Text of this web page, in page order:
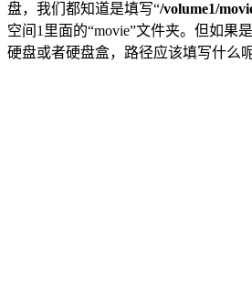
盘，我们都知道是填写“/volume1/
空间1里面的“movie”文件夹。但如果
硬盘或者硬盘盒，路径应该填写什么呢